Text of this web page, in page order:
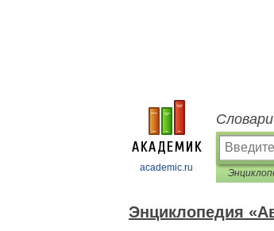
academic.ru
Энциклопедия